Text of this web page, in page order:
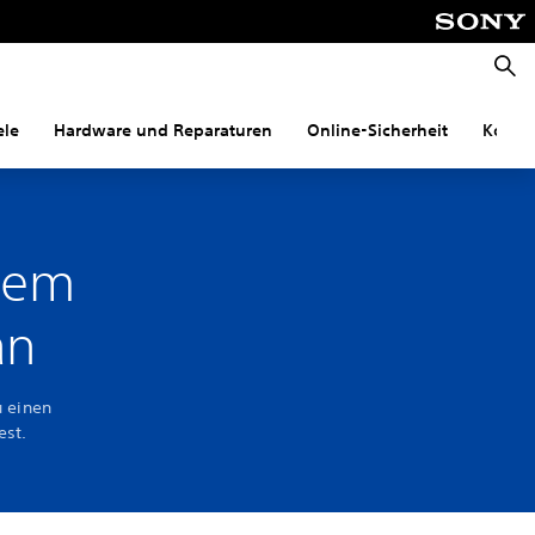
Hardware und Reparaturen Online-Sicherheit
einen